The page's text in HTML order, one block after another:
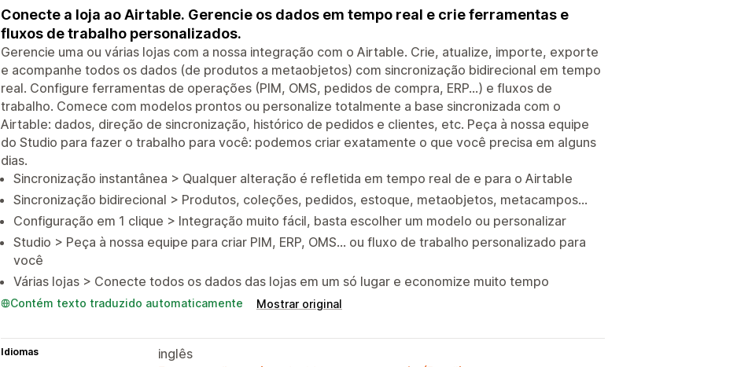
Conecte a loja ao Airtable. Gerencie os dados em tempo real e crie ferramentas e
fluxos de trabalho personalizados.
Gerencie uma ou várias lojas com a nossa integração com o Airtable. Crie, atualize, importe, exporte
e acompanhe todos os dados (de produtos a metaobjetos) com sincronização bidirecional em tempo
real. Configure ferramentas de operações (PIM, OMS, pedidos de compra, ERP...) e fluxos de
trabalho. Comece com modelos prontos ou personalize totalmente a base sincronizada com o
Airtable: dados, direção de sincronização, histórico de pedidos e clientes, etc. Peça à nossa equipe
do Studio para fazer o trabalho para você: podemos criar exatamente o que você precisa em alguns
dias.
Sincronização instantânea > Qualquer alteração é refletida em tempo real de e para o Airtable
Sincronização bidirecional > Produtos, coleções, pedidos, estoque, metaobjetos, metacampos...
Configuração em 1 clique > Integração muito fácil, basta escolher um modelo ou personalizar
Studio > Peça à nossa equipe para criar PIM, ERP, OMS... ou fluxo de trabalho personalizado para
você
Várias lojas > Conecte todos os dados das lojas em um só lugar e economize muito tempo
Contém texto traduzido automaticamente Mostrar original
Idiomas
inglês